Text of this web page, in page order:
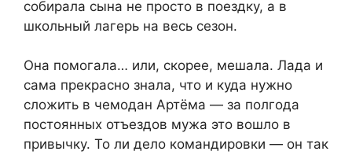
собирала сына не просто в поездку, а в
школьный лагерь на весь сезон.
Она помогала… или, скорее, мешала. Лада и
сама прекрасно знала, что и куда нужно
сложить в чемодан Артёма — за полгода
постоянных отъездов мужа это вошло в
привычку. То ли дело командировки — он так